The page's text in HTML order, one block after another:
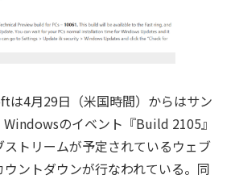
4月29日（米国時間）からはサン
のイベント『Build 2105』
トリームが予定されているウェブ
ントダウンが行なわれている。同